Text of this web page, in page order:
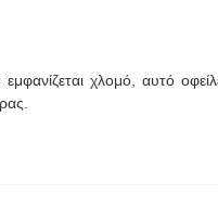
εμφανίζεται χλομό, αυτό